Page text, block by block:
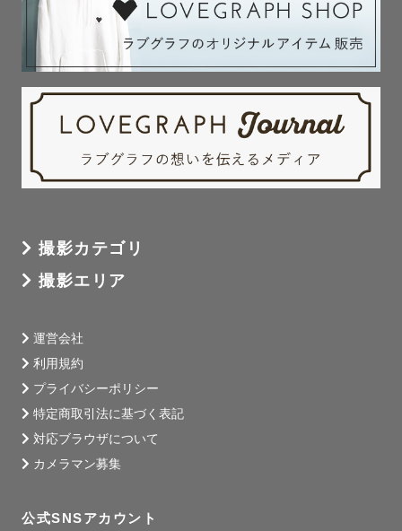
撮影カテゴリ
撮影エリア
運営会社
利用規約
プライバシーポリシー
特定商取引法に基づく表記
対応ブラウザについて
カメラマン募集
公式SNSアカウント